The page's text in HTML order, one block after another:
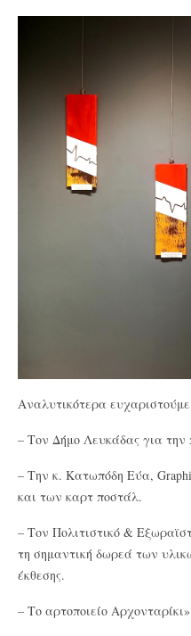
Αναλυτικότερα
– Τον Δήμο Λευκάδας για
– Την κ. Κατωπόδη Εύα,
και των καρτ ποστάλ.
– Τον Πολιτιστικό &
τη σημαντική δωρεά των
έκθεσης.
– Το αρτοποιείο